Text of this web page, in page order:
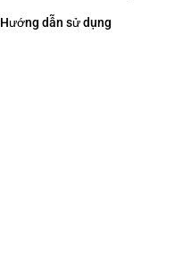
Hướng dẫn sử dụng